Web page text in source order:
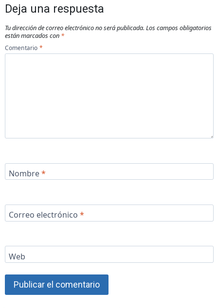
Deja una respuesta
Tu dirección de correo electrónico no será publicada. Los campos obligatorios
están marcados con *
Comentario *
Nombre*
Correo electrónico *
Web